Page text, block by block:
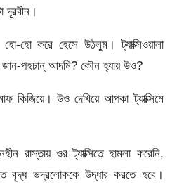
দূরবীন।
হো করে হেসে উঠলুম। ট্যাক্সিওয়ালা
পহচান্ আদমি? কৌন হ্যায় উও?
কিজিয়ে। উও দেখিয়ে আপকা ট্যাক্সিমে
রাস্তায় ওর ট্যাক্সিতে হামলা করেনি,
বৃদ্ধ ভদ্রলোককে উদ্ধার করতে হবে।